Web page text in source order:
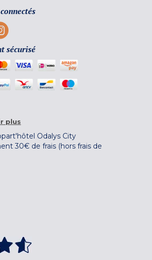
sécurisé
plus
Odalys City
30€ de frais (hors frais de